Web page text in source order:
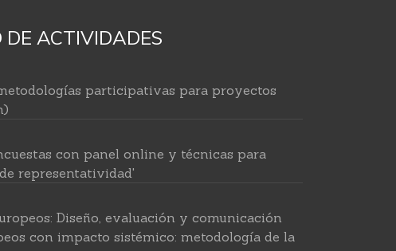
ACTIVIDADES
participativas para proyectos
con panel online y técnicas para
representatividad'
Diseño, evaluación y comunicación
con impacto sistémico: metodología de la